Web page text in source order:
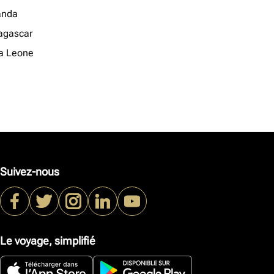
Leone
Suivez-nous
Le voyage, simplifié